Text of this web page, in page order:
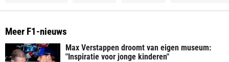
Meer F1-nieuws
Max Verstappen droomt van eigen museum:
"Inspiratie voor jonge kinderen"